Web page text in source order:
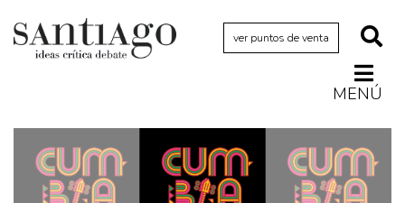
ver puntos de venta
MENÚ
Archivo Cenfoto-UDP
Arquetipos de situación